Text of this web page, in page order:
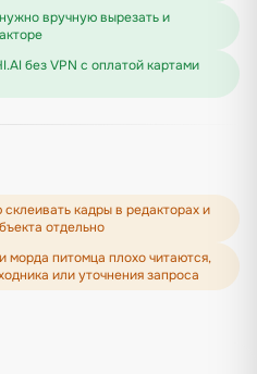
вручную вырезать и
без VPN с оплатой картами
кадры в редакторах и
отдельно
морда питомца плохо читаются,
или уточнения запроса